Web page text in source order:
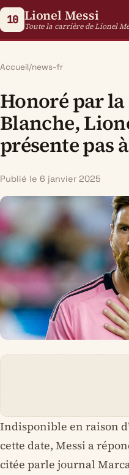
10 Lionel Messi
Toute la carrière de Lionel
Accueil/news-fr
Honoré par
Blanche,
présente pas
Publié le 6 janvier 2025
Indisponible en raison
cette date, Messi a
citée parle journal